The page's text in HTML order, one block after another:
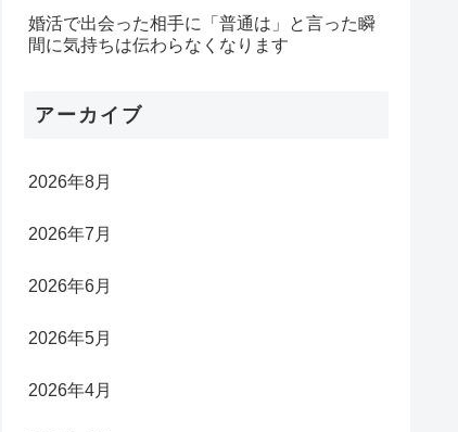
婚活で出会った相手に「普通は」と言った瞬
間に気持ちは伝わらなくなります
アーカイブ
2026年8月
2026年7月
2026年6月
2026年5月
2026年4月